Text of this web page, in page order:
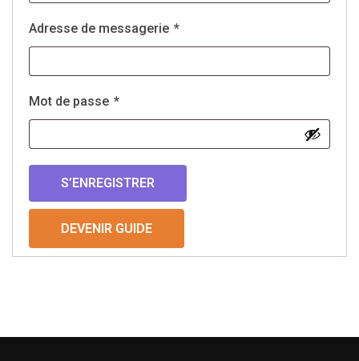
Adresse de messagerie *
Mot de passe *
S’ENREGISTRER
DEVENIR GUIDE